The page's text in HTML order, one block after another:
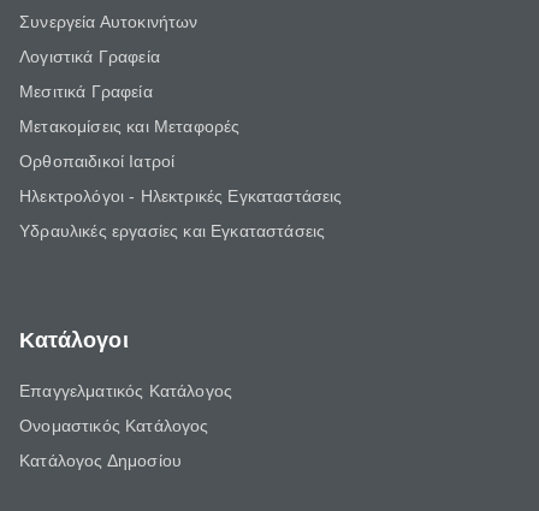
Συνεργεία Αυτοκινήτων
Λογιστικά Γραφεία
Μεσιτικά Γραφεία
Μετακομίσεις και Μεταφορές
Ορθοπαιδικοί Ιατροί
Ηλεκτρολόγοι - Ηλεκτρικές Εγκαταστάσεις
Υδραυλικές εργασίες και Εγκαταστάσεις
Κατάλογοι
Επαγγελματικός Κατάλογος
Ονομαστικός Κατάλογος
Κατάλογος Δημοσίου